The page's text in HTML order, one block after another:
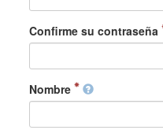
Confirme su contraseña
Nombre